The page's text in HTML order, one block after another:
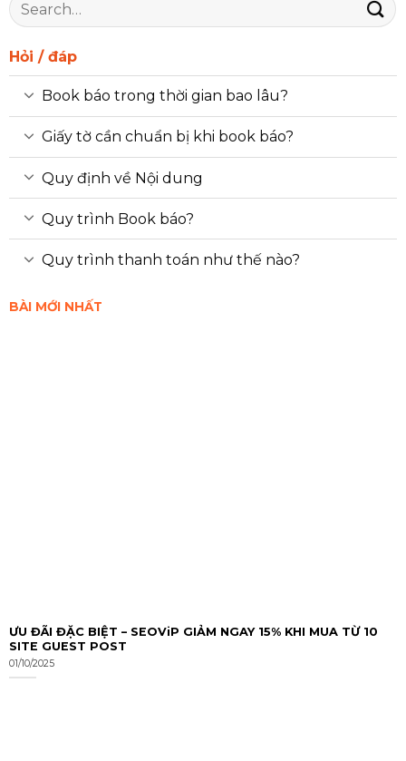
Hỏi / đáp
Book báo trong thời gian bao lâu?
Giấy tờ cần chuẩn bị khi book báo?
Quy định về Nội dung
Quy trình Book báo?
Quy trình thanh toán như thế nào?
BÀI MỚI NHẤT
ƯU ĐÃI ĐẶC BIỆT – SEOViP GIẢM NGAY 15% KHI MUA TỪ 10
SITE GUEST POST
01/10/2025